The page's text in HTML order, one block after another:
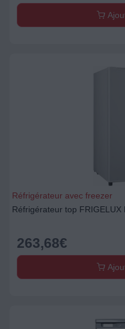
Réfrigérateur avec freezer
Réfrigérateur top FRIGELUX
263,68€